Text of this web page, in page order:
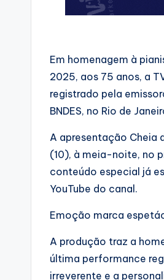
Em homenagem à
2025, aos 75 anos, a
registrado pela
BNDES, no Rio de
A apresentação Cheia
(10), à meia-noite, no
conteúdo especial já
YouTube do canal.
Emoção marca
A produção traz a
última performance
irreverente e a